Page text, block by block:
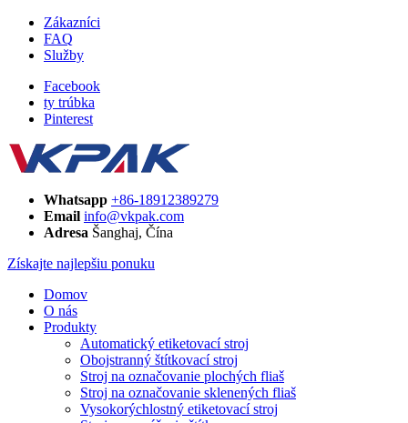
Zákazníci
FAQ
Služby
Facebook
ty trúbka
Pinterest
Whatsapp +86-18912389279
Email info@vkpak.com
Adresa Šanghaj, Čína
Získajte najlepšiu ponuku
Domov
O nás
Produkty
Automatický etiketovací stroj
Obojstranný štítkovací stroj
Stroj na označovanie plochých fliaš
Stroj na označovanie sklenených fliaš
Vysokorýchlostný etiketovací stroj